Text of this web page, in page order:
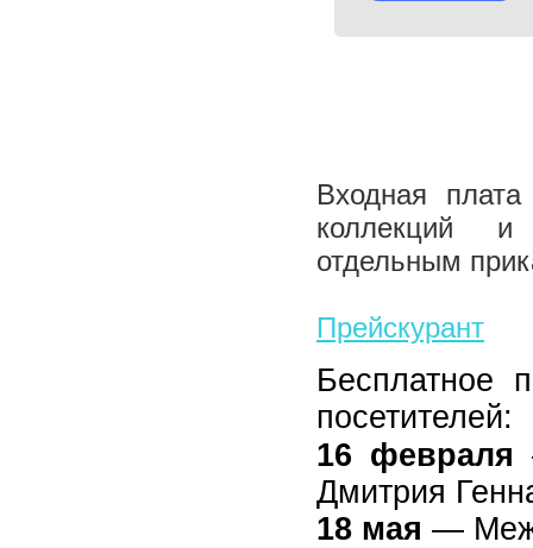
Входная
коллекций и
отдельным
Прейскурант
Бесплатное
посетителей:
16 февраля
Дмитрия
18 мая —